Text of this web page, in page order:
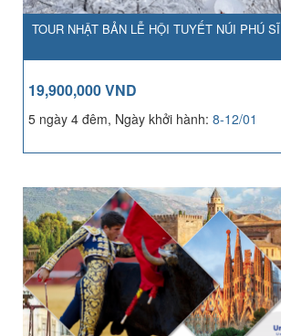
TOUR NHẬT BẢN LỄ HỘI TUYẾT NÚI PHÚ SĨ
19,900,000 VND
5 ngày 4 đêm, Ngày khởi hành: 8-12/01